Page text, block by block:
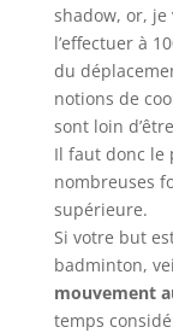
shadow, or,
l’effectuer à
du
notions de
sont loin
Il faut donc le
nombreuses
supérieure.
Si votre but
badminton,
mouvement
temps